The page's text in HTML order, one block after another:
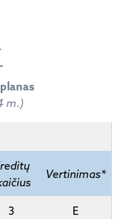
m.)
Vertinimas*
3 E